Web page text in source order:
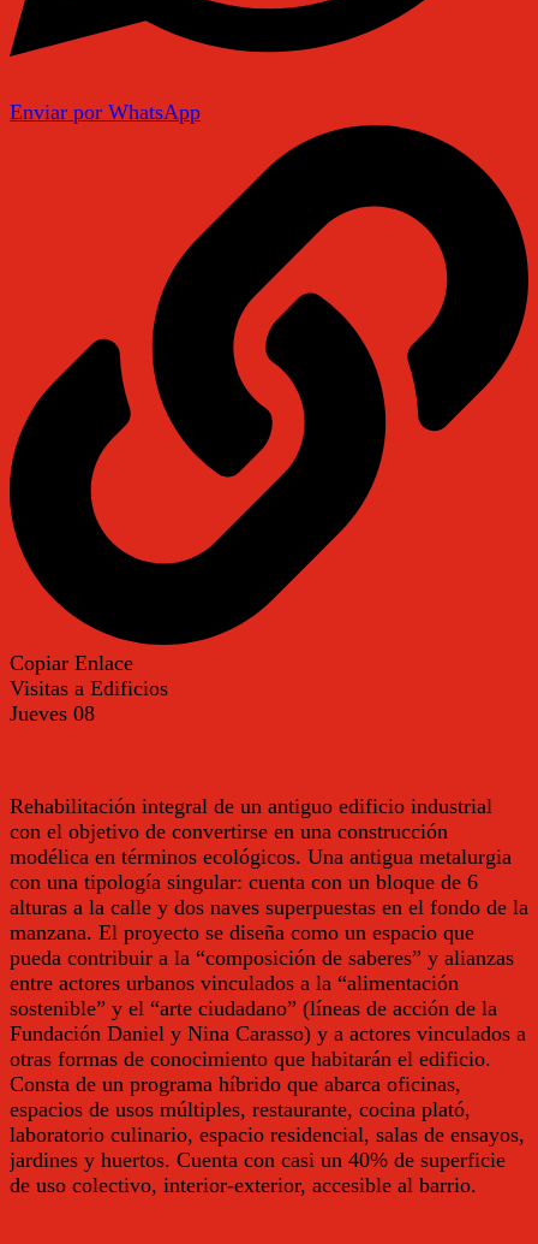
Enviar por WhatsApp
Copiar Enlace
Visitas a Edificios
Jueves 08
Rehabilitación integral de un antiguo edificio industrial
con el objetivo de convertirse en una construcción
modélica en términos ecológicos. Una antigua metalurgia
con una tipología singular: cuenta con un bloque de 6
alturas a la calle y dos naves superpuestas en el fondo de la
manzana. El proyecto se diseña como un espacio que
pueda contribuir a la “composición de saberes” y alianzas
entre actores urbanos vinculados a la “alimentación
sostenible” y el “arte ciudadano” (líneas de acción de la
Fundación Daniel y Nina Carasso) y a actores vinculados a
otras formas de conocimiento que habitarán el edificio.
Consta de un programa híbrido que abarca oficinas,
espacios de usos múltiples, restaurante, cocina plató,
laboratorio culinario, espacio residencial, salas de ensayos,
jardines y huertos. Cuenta con casi un 40% de superficie
de uso colectivo, interior-exterior, accesible al barrio.